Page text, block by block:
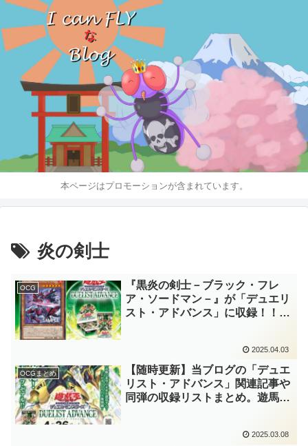
本ページはプロモーションが含まれています。
炎の剣士
OCG
『黒炎の剣士－ブラック・フレ
ア・ソードマン－』が「デュエリ
スト・アドバンス」に収録！！
イク！！召喚権を行使しない『闘
炎の剣士』リクルートは強力で
す！！【遊戯王OCG】
2025.04.03
OCGまとめ
【随時更新】当ブログの「デュエ
リスト・アドバンス」関連記事や
同弾の収録リストまとめ。遊馬の
「オノマト」の一員として多数リ
2025.03.08